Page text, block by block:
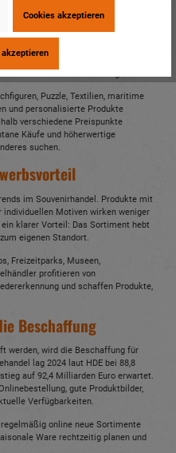
Figuren und Dekoartikel bleiben
und leicht mitzunehmen.
Puzzle, Textilien, maritime
und personalisierte Produkte
verschiedene Preispunkte
Käufe und höherwertige
suchen.
im Souvenirhandel. Produkte mit
individuellen Motiven wirken weniger
klarer Vorteil: Das Sortiment hebt
eigenen Standort.
Freizeitparks, Museen,
profitieren von
und schaffen Produkte,
Beschaffung
werden, wird die Beschaffung für
lag 2024 laut HDE bei 88,8
auf 92,4 Milliarden Euro erwartet.
gute Produktbilder,
Verfügbarkeiten.
online neue Sortimente
Ware rechtzeitig planen und
Cookies akzeptieren